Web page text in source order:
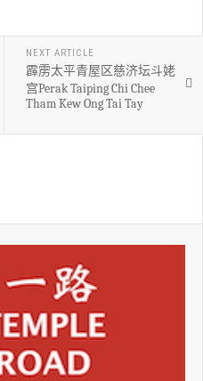
NEXT ARTICLE
霹雳太平青屋区慈济坛斗姥
宫Perak Taiping Chi Chee
Tham Kew Ong Tai Tay